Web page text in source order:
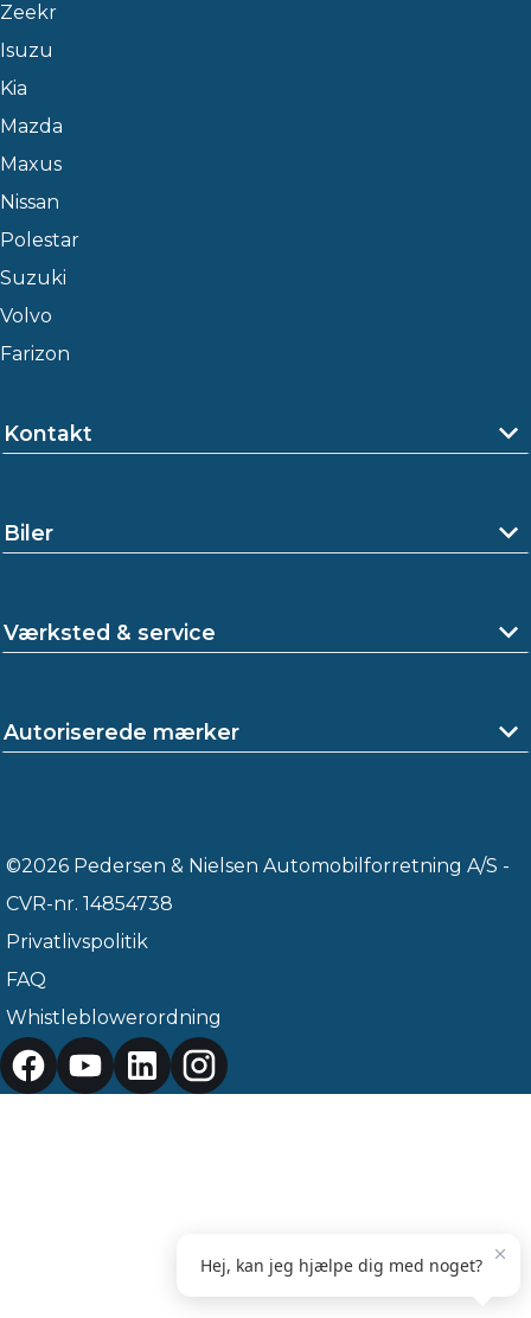
Zeekr
Isuzu
Kia
Mazda
Maxus
Nissan
Polestar
Suzuki
Volvo
Farizon
Kontakt
Biler
Værksted & service
Autoriserede mærker
©2026 Pedersen & Nielsen Automobilforretning A/S -
CVR-nr. 14854738
Privatlivspolitik
FAQ
Whistleblowerordning